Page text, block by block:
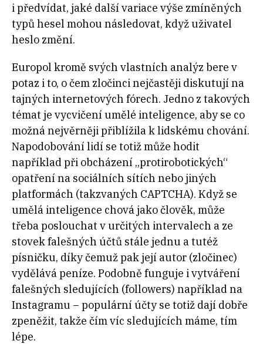
i předvídat, jaké další variace výše zmíněných
typů hesel mohou následovat, když uživatel
heslo změní.
Europol kromě svých vlastních analýz bere v
potaz i to, o čem zločinci nejčastěji diskutují na
tajných internetových fórech. Jedno z takových
témat je vycvičení umělé inteligence, aby se co
možná nejvěrněji přiblížila k lidskému chování.
Napodobování lidí se totiž může hodit
například při obcházení „protirobotických“
opatření na sociálních sítích nebo jiných
platformách (takzvaných CAPTCHA). Když se
umělá inteligence chová jako člověk, může
třeba poslouchat v určitých intervalech a ze
stovek falešných účtů stále jednu a tutéž
písničku, díky čemuž pak její autor (zločinec)
vydělává peníze. Podobně funguje i vytváření
falešných sledujících (followers) například na
Instagramu – populární účty se totiž dají dobře
zpeněžit, takže čím víc sledujících máme, tím
lépe.